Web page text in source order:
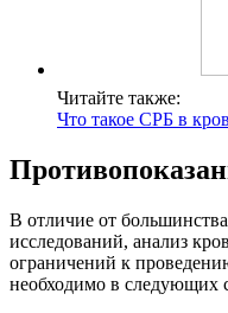
Читайте также:
Что такое СРБ в
В отличие от
исследований, анализ
ограничений к
необходимо в следующих